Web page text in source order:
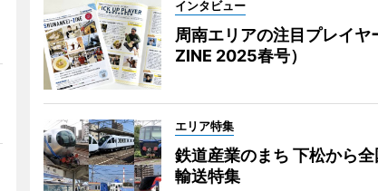
インタビュー
周南エリアの注目プレイ
ZINE 2025春号）
エリア特集
鉄道産業のまち 下松から
輸送特集